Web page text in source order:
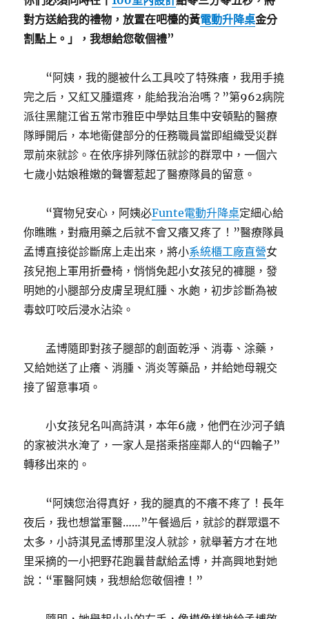
對方送給我的禮物，放置在吧檯的黃電動升降桌金分
割點上。」，我想給您敬個禮”
“阿姨，我的腿被什么工具咬了特殊癢，我用手撓
完之后，又紅又腫還疼，能給我治治嗎？”第962病院
派往黑龍江省五常市雅臣中學姑且集中安頓點的醫療
隊睜開后，本地衛健部分的任務職員當即組織受災群
眾前來就診。在依序排列隊伍就診的群眾中，一個六
七歲小姑娘稚嫩的聲響惹起了醫療隊員的留意。
“寶物兒安心，阿姨必Funte電動升降桌定細心給
你瞧瞧，對癥用藥之后就不會又癢又疼了！”醫療隊員
孟博直接從診斷席上走出來，將小系統櫃工廠直營女
孩兒抱上軍用折疊椅，悄悄免起小女孩兒的褲腿，發
明她的小腿部分皮膚呈現紅腫、水皰，初步診斷為被
毒蚊叮咬后浸水沾染。
孟博隨即對孩子腿部的創面乾淨、消毒、涂藥，
又給她送了止癢、消腫、消炎等藥品，并給她母親交
接了留意事項。
小女孩兒名叫高詩淇，本年6歲，他們在沙河子鎮
的家被洪水淹了，一家人是搭乘搭座鄰人的“四輪子”
轉移出來的。
“阿姨您治得真好，我的腿真的不癢不疼了！長年
夜后，我也想當軍醫……”午餐過后，就診的群眾還不
太多，小詩淇見孟博那里沒人就診，就舉著方才在地
里采摘的一小把野花跑曩昔獻給孟博，并高興地對她
說：“軍醫阿姨，我想給您敬個禮！”